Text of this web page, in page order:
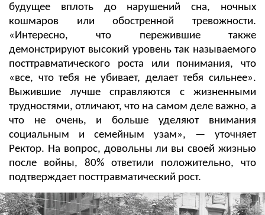
будущее вплоть до нарушений сна, ночных
кошмаров или обостренной тревожности.
«Интересно, что пережившие также
демонстрируют высокий уровень так называемого
посттравматического роста или понимания, что
«все, что тебя не убивает, делает тебя сильнее».
Выжившие лучше справляются с жизненными
трудностями, отличают, что на самом деле важно, а
что не очень, и больше уделяют внимания
социальным и семейным узам», — уточняет
Ректор. На вопрос, довольны ли вы своей жизнью
после войны, 80% ответили положительно, что
подтверждает посттравматический рост.